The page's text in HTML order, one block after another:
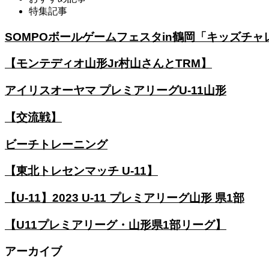
特集記事
SOMPOボールゲームフェスタin鶴岡「キッズチャ
【モンテディオ山形Jr村山さんとTRM】
アイリスオーヤマ プレミアリーグU-11山形
【交流戦】
ビーチトレーニング
【東北トレセンマッチ U-11】
【U-11】2023 U-11 プレミアリーグ山形 県1部
【U11プレミアリーグ・山形県1部リーグ】
アーカイブ